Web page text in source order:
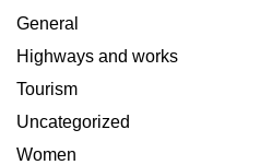
General
Highways and works
Tourism
Uncategorized
Women